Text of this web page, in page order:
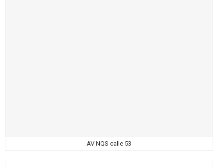
AV NQS calle 53